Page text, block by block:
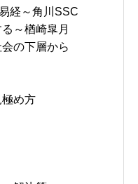
経～角川SSC
～楢崎皐月
の下層から
め方